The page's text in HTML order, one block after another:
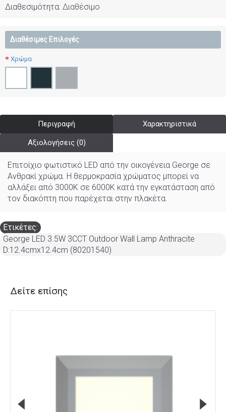
Διαθεσιμότητα: Διαθέσιμο
Διαθέσιμες Επιλογές
Χρώμα
Περιγραφή Χαρακτηριστικά
Αξιολογήσεις (0)
Επιτοίχιο φωτιστικό LED από την οικογένεια George σε
Ανθρακί χρώμα. Η θερμοκρασία χρώματος μπορεί να
αλλάξει από 3000K σε 6000K κατά την εγκατάσταση από
τον διακόπτη που παρέχεται στην πλακέτα.
Ετικέτες:
George LED 3.5W 3CCT Outdoor Wall Lamp Anthracite
D:12.4cmx12.4cm (80201540)
Δείτε επίσης